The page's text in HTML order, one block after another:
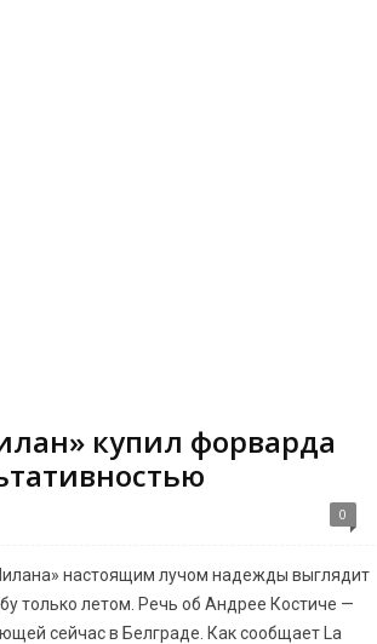
купил форварда
0
настоящим лучом надежды выглядит
только летом. Речь об Андрее Костиче —
сейчас в Белграде. Как сообщает La